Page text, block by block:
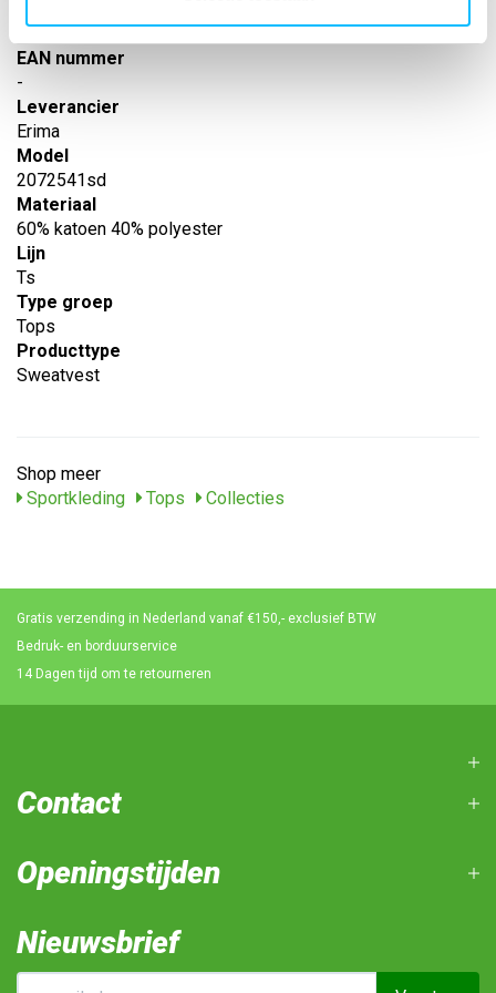
EAN nummer
-
Leverancier
Erima
Model
2072541sd
Materiaal
60% katoen 40% polyester
Lijn
Ts
Type groep
Tops
Producttype
Sweatvest
Shop meer
Sportkleding
Tops Collecties
Gratis verzending in Nederland vanaf €150,- exclusief BTW
Bedruk- en borduurservice
14 Dagen tijd om te retourneren
Contact
Openingstijden
Nieuwsbrief